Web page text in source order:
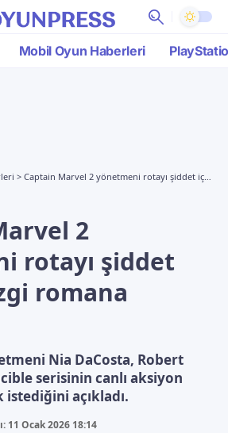
Mobil Oyun Haberleri
> Captain Marvel 2 yönetmeni rotayı şiddet içerikli çizgi romana çevirdi
2
rotayı şiddet
romana
Nia DaCosta, Robert
serisinin canlı aksiyon
açıkladı.
11 Ocak 2026 18:14